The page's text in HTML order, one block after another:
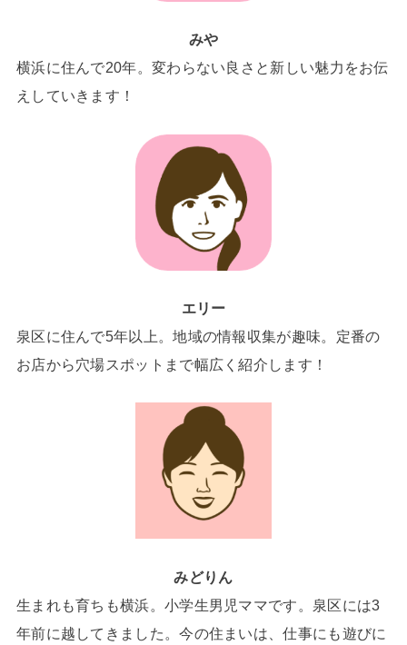
みや
横浜に住んで20年。変わらない良さと新しい魅力をお伝
えしていきます！
エリー
泉区に住んで5年以上。地域の情報収集が趣味。定番の
お店から穴場スポットまで幅広く紹介します！
みどりん
生まれも育ちも横浜。小学生男児ママです。泉区には3
年前に越してきました。今の住まいは、仕事にも遊びに